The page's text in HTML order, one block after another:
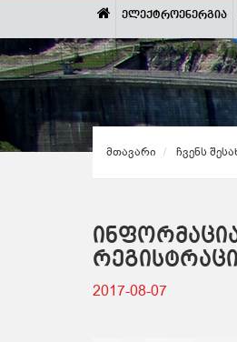
ელექტროენერგია
Მთავარი Ჩვენს
2017-08-07